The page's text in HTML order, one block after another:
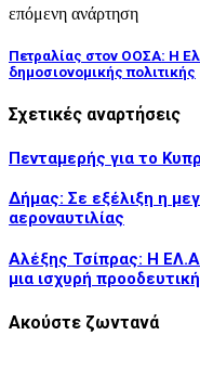
επόμενη ανάρτηση
Πετραλίας στον ΟΟΣΑ: Η
δημοσιονομικής πολιτικής
Σχετικές αναρτήσεις
Πενταμερής για το
Δήμας: Σε εξέλιξη η
αεροναυτιλίας
Αλέξης Τσίπρας: Η
μια ισχυρή
Ακούστε ζωντανά